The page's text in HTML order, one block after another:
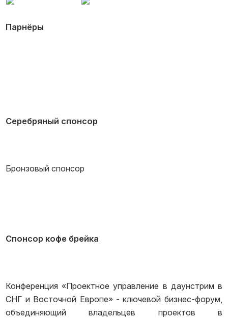
Парнёры
Серебряный спонсор
Бронзовый спонсор
Спонсор кофе брейка
Конференция «Проектное управление в даунстрим в
СНГ и Восточной Европе» - ключевой бизнес-форум,
объединяющий владельцев проектов в